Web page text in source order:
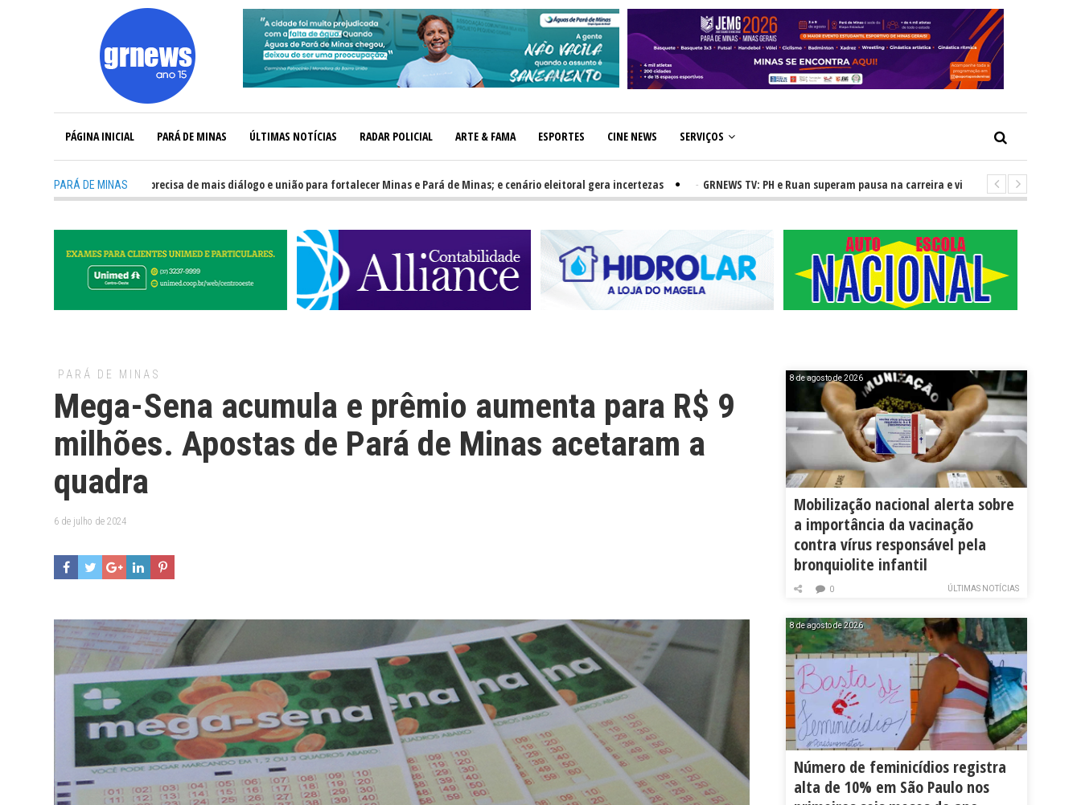
PÁGINA INICIAL PARÁ DE MINAS ÚLTIMAS NOTÍCIAS RADAR POLICIAL ARTE & FAMA ESPORTES CINE NEWS SERVIÇOS
PARÁ DE MINAS
GRNEWS TV: Política precisa de mais diálogo e união para fortalecer Minas e Pará de Minas; e cenário eleitoral gera incertezas - GRNEWS TV: PH e Ruan superam pausa na carreira e vivem ascensão no cenário
PARÁ DE MINAS
Mega-Sena acumula e prêmio aumenta para R$ 9
milhões. Apostas de Pará de Minas acetaram a
quadra
6 de julho de 2024
8 de agosto de 2026
Mobilização nacional alerta sobre
a importância da vacinação
contra vírus responsável pela
bronquiolite infantil
ÚLTIMAS NOTÍCIAS
0
8 de agosto de 2026
Número de feminicídios registra
alta de 10% em São Paulo nos